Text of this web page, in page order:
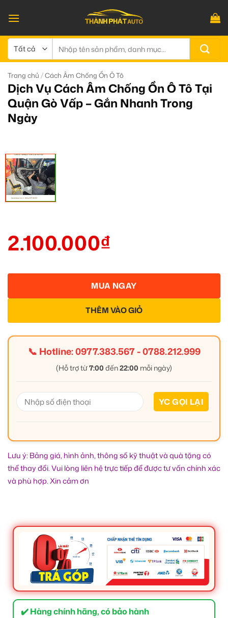
qua
dung
kiếm:
Trang chủ /Cách Âm Chống Ồn Ô Tô
Dịch Vụ Cách Âm Chống Ồn Ô Tô Tại
Quận Gò Vấp – Gắn Nhanh Trong
Ngày
2.100.000₫
THÊM VÀO GIỎ
MUA NGAY
📞 Hotline:0977.383.567-0788.212.999
(Hỗ trợ từ7:00 đến22:00 mỗi ngày)
Lưu ý: Bảng giá, hình ảnh, thông số kỹ thuật và quà tặng có
thể thay đổi. Vui lòng liên hệ trực tiếp để được tư vấn chính xác
và phù hợp. Xin cảm ơn
✔️ Hàng chính hãng, có bảo hành